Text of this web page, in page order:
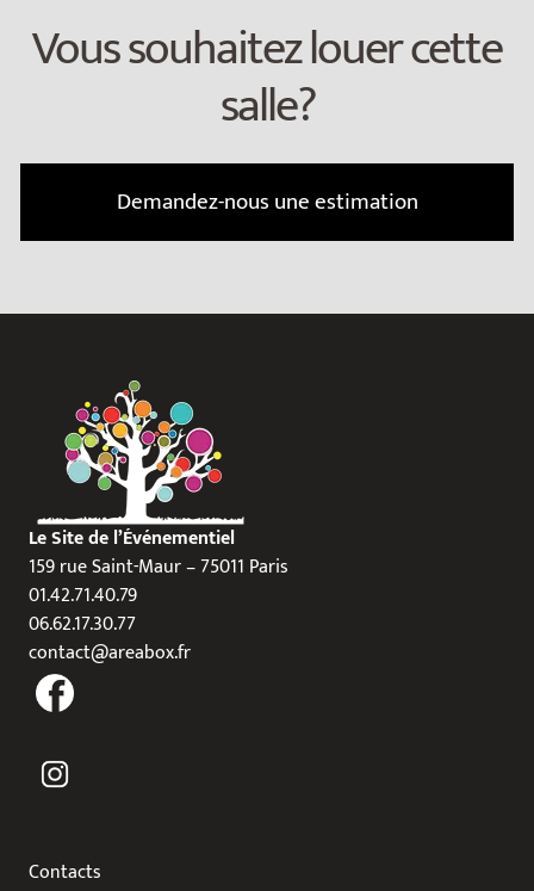
Vous souhaitez louer cette
salle?
Demandez-nous une estimation
Le Site de l’Événementiel
159 rue Saint-Maur – 75011 Paris
01.42.71.40.79
06.62.17.30.77
contact@areabox.fr
Contacts